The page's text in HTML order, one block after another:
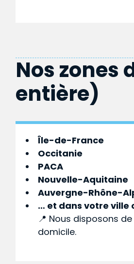
Nos zones
entière)
Île-de-France
Occitanie
PACA
Nouvelle-Aquitaine
Auvergne-Rhône-
… et dans votreville
📍 Nous disposons
domicile.